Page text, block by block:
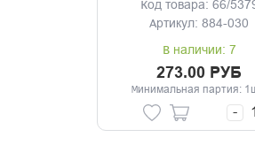
Код товара: 66/
Артикул: 884-030
В наличии: 7
273.00 РУБ
Минимальная партия:
-